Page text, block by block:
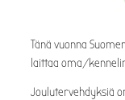
Tänä vuonna
laittaa oma/
Joulutervehdyksiä